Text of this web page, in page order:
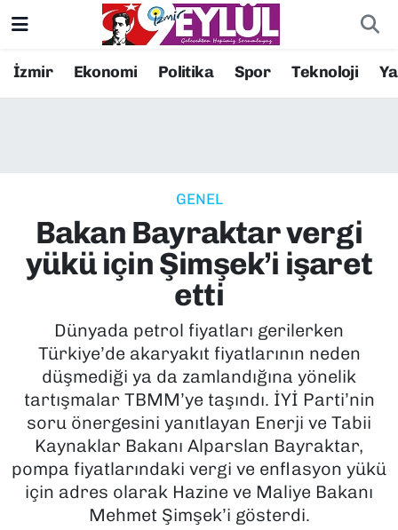
İzmir Ekonomi Politika Spor Teknoloji
GENEL
Bakan Bayraktar vergi
yükü için Şimşek’i işaret
etti
Dünyada petrol fiyatları gerilerken
Türkiye’de akaryakıt fiyatlarının neden
düşmediği ya da zamlandığına yönelik
tartışmalar TBMM’ye taşındı. İYİ Parti’nin
soru önergesini yanıtlayan Enerji ve Tabii
Kaynaklar Bakanı Alparslan Bayraktar,
pompa fiyatlarındaki vergi ve enflasyon yükü
için adres olarak Hazine ve Maliye Bakanı
Mehmet Şimşek’i gösterdi.
Resmi İlanlar
EKONOMİ
MAGAZİN
POLİTİKA
SAĞLIK
SPOR
TEKNOLOJİ
Konak Nöbetçi Eczaneler
Süper Lig Puan Durumu ve Fikstür
Tüm Manşetler
Son Dakika Haberleri
Haber Arşivi